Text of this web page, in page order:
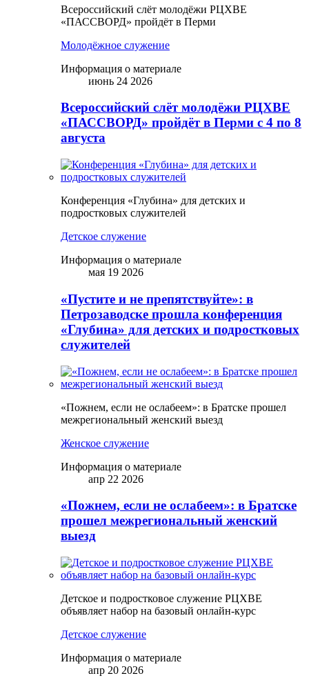
Всероссийский слёт молодёжи РЦХВЕ
«ПАССВОРД» пройдёт в Перми
Молодёжное служение
Информация о материале
июнь 24 2026
Всероссийский слёт молодёжи РЦХВЕ
«ПАССВОРД» пройдёт в Перми с 4 по 8
августа
Конференция «Глубина» для детских и
подростковых служителей
Детское служение
Информация о материале
мая 19 2026
«Пустите и не препятствуйте»: в
Петрозаводске прошла конференция
«Глубина» для детских и подростковых
служителей
«Пожнем, если не ослабеем»: в Братске прошел
межрегиональный женский выезд
Женское служение
Информация о материале
апр 22 2026
«Пожнем, если не ослабеем»: в Братске
прошел межрегиональный женский
выезд
Детское и подростковое служение РЦХВЕ
объявляет набор на базовый онлайн-курс
Детское служение
Информация о материале
апр 20 2026